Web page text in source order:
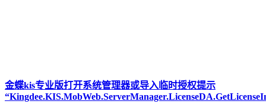
金蝶kis专业版打开系统管理器或导入临时授权提示